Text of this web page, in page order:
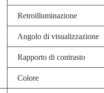
Retroilluminazione
Angolo di visualizzazione
Rapporto di contrasto
Colore